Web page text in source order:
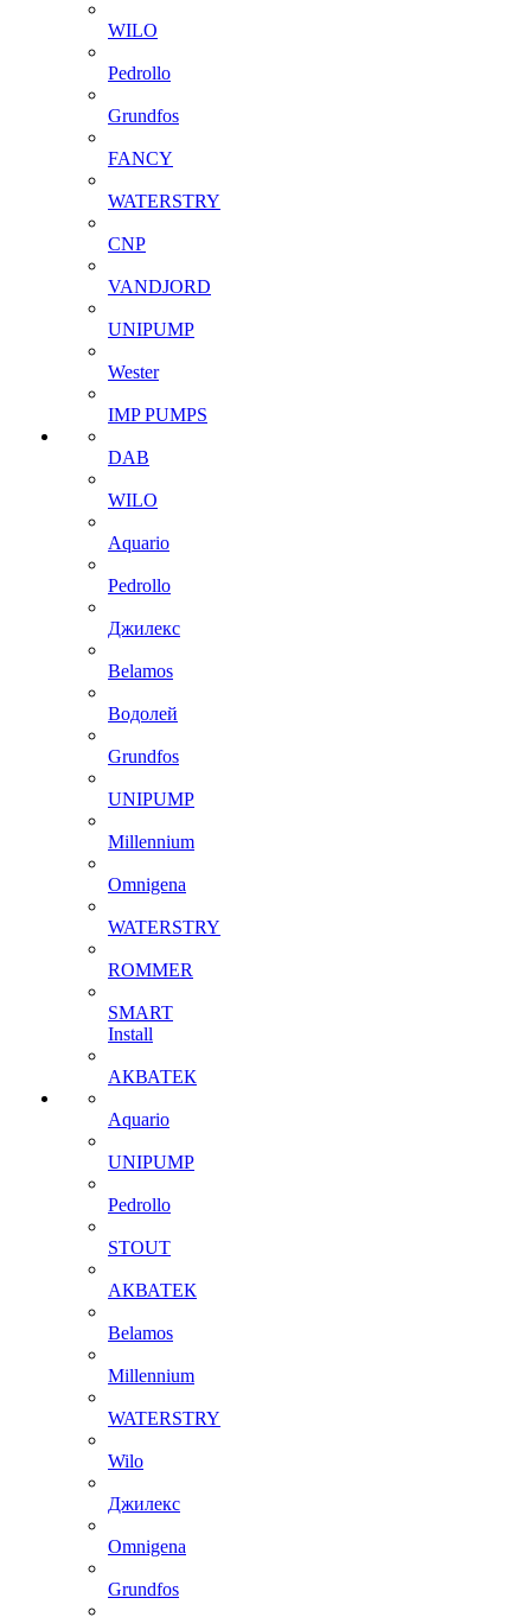
WILO
Pedrollo
Grundfos
FANCY
WATERSTRY
CNP
VANDJORD
UNIPUMP
Wester
IMP PUMPS
DAB
WILO
Aquario
Pedrollo
Джилекс
Belamos
Водолей
Grundfos
UNIPUMP
Millennium
Omnigena
WATERSTRY
ROMMER
SMART
Install
АКВАТЕК
Aquario
UNIPUMP
Pedrollo
STOUT
АКВАТЕК
Belamos
Millennium
WATERSTRY
Wilo
Джилекс
Omnigena
Grundfos